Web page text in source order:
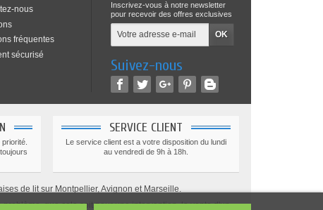
nous
fréquentes
sécurisé
Inscrivez-vous à notre newsletter
pour recevoir des offres exclusives
Suivez-nous
SERVICE CLIENT
Le service client est a votre disposition du lundi
au vendredi de 9h à 18h.
de lit sur Montpellier, Avignon et Marseille.
que cela soit pour une intervention, la vente d'un